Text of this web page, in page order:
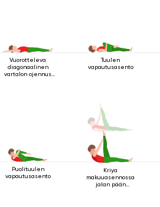
Vuorotteleva
diagonaalinen
vartalon ojennus
Tuulen
vapautusasento
Puolituulen
vapautusasento
Kriya
makuuasennossa
jalan pään